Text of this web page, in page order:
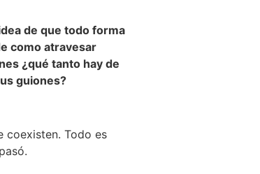
de que todo forma
como atravesar
¿qué tanto hay de
guiones?
coexisten. Todo es